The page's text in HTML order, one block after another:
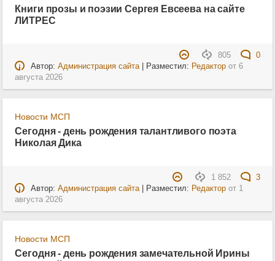
Книги прозы и поэзии Сергея Евсеева на сайте
ЛИТРЕС
805
0
Автор: Администрация сайта| Разместил: Редакторот 6
августа 2026
Новости МСП
Сегодня - день рождения талантливого поэта
Николая Дика
1 852
3
Автор: Администрация сайта| Разместил: Редакторот 1
августа 2026
Новости МСП
Сегодня - день рождения замечательной Ирины